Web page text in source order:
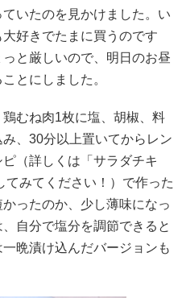
いたのを見かけました。い
好きでたまに買うのです
と厳しいので、明日のお昼
とにしました。
むね肉1枚に塩、胡椒、料
、30分以上置いてからレン
（詳しくは「サラダチキ
みてください！）で作った
ったのか、少し薄味になっ
自分で塩分を調節できると
晩漬け込んだバージョンも